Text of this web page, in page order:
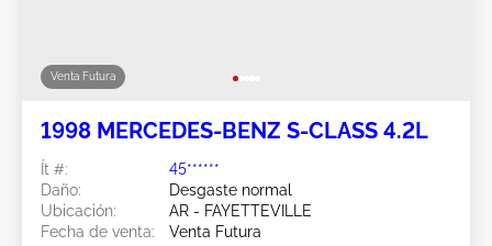
Venta Futura
1998 MERCEDES-BENZ S-CLASS 4.2L
Ít #:
45******
Daño:
Desgaste normal
Ubicación:
AR - FAYETTEVILLE
Fecha de venta:
Venta Futura